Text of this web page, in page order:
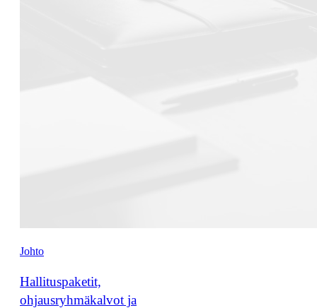
Johto
Hallituspaketit,
ohjausryhmäkalvot ja